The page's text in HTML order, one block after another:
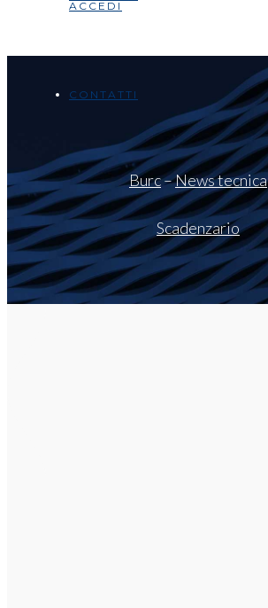
ACCEDI
CONTATTI
Burc–News tecnica
Scadenzario